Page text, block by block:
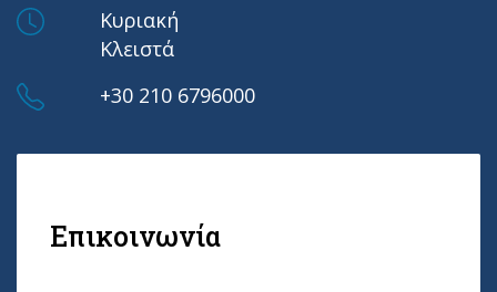
Κυριακή
Κλειστά
+30 210 6796000
Επικοινωνία